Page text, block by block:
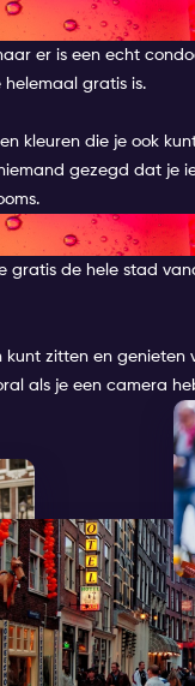
er is een echt
helemaal gratis is.
kleuren die je ook
gezegd dat je
gratis de hele stad
zitten en genieten
als je een camera